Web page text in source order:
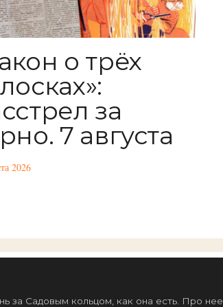
о трёх
за
7 августа
2026
Садовым кольцом, как она есть. Про нее